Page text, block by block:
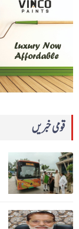
قومی خبریں